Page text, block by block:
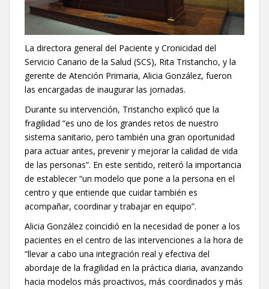
La directora general del Paciente y Cronicidad del
Servicio Canario de la Salud (SCS), Rita Tristancho, y la
gerente de Atención Primaria, Alicia González, fueron
las encargadas de inaugurar las jornadas.
Durante su intervención, Tristancho explicó que la
fragilidad “es uno de los grandes retos de nuestro
sistema sanitario, pero también una gran oportunidad
para actuar antes, prevenir y mejorar la calidad de vida
de las personas”. En este sentido, reiteró la importancia
de establecer “un modelo que pone a la persona en el
centro y que entiende que cuidar también es
acompañar, coordinar y trabajar en equipo”.
Alicia González coincidió en la necesidad de poner a los
pacientes en el centro de las intervenciones a la hora de
“llevar a cabo una integración real y efectiva del
abordaje de la fragilidad en la práctica diaria, avanzando
hacia modelos más proactivos, más coordinados y más